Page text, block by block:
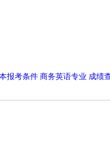
报考条件 商务英语专业 成绩